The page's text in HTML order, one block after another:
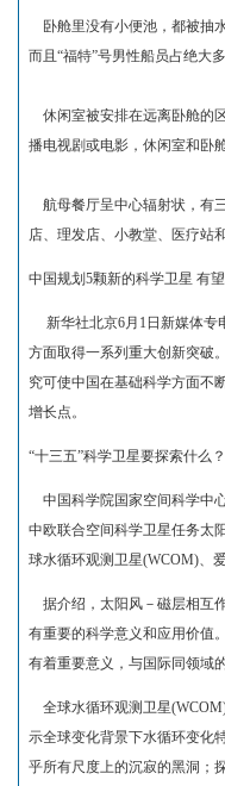
卧舱里没有小便池，都被抽
而且“福特”号男性船员占绝大多
休闲室被安排在远离卧舱的
播电视剧或电影，休闲室和卧
航母餐厅呈中心辐射状，有
店、理发店、小教堂、医疗站
中国规划5颗新的科学卫星 有
新华社北京6月1日新媒体
方面取得一系列重大创新突破
究可使中国在基础科学方面不
增长点。
“十三五”科学卫星要探索什么？
中国科学院国家空间科学中
中欧联合空间科学卫星任务太
球水循环观测卫星(WCOM)、
据介绍，太阳风－磁层相互
有重要的科学意义和应用价值
有着重要意义，与国际同领域
全球水循环观测卫星
示全球变化背景下水循环变化
乎所有尺度上的沉寂的黑洞；